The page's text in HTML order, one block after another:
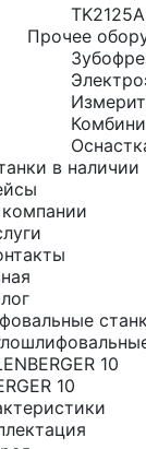
TK2125A
Прочее
в наличии
10
10